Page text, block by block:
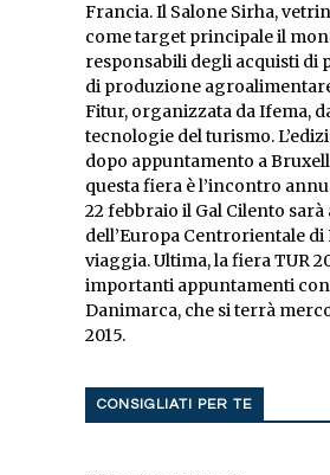
Francia. Il Salone Sirha,
come target principale il
responsabili degli acquisti di
di produzione
Fitur, organizzata da Ifema,
tecnologie del turismo.
dopo appuntamento a
questa fiera è l’incontro
22 febbraio il Gal Cilento
dell’Europa Centrorientale di
viaggia. Ultima, la fiera TUR
importanti appuntamenti
Danimarca, che si terrà
2015.
CONSIGLIATI PER TE